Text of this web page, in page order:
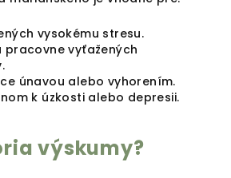
vysokému stresu.
pracovne vyťažených
únavou alebo vyhorením.
k úzkosti alebo depresii.
výskumy?